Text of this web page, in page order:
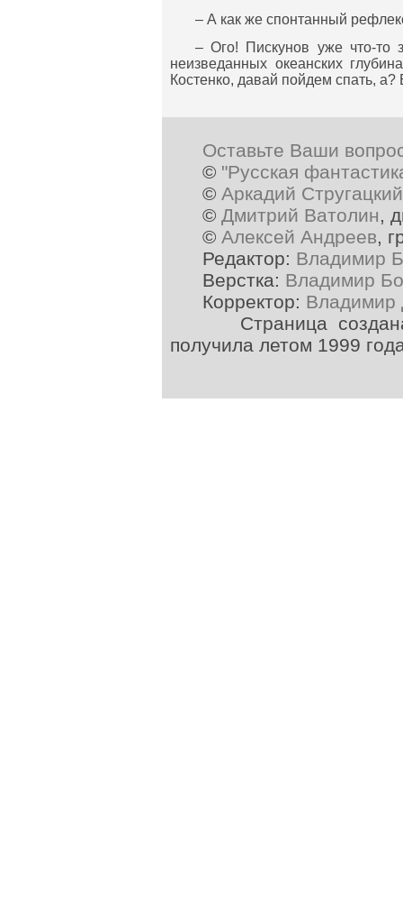
– А как же спонтанный
– Ого! Пискунов уже что-то
неизведанных океанских
Костенко, давай пойдем спать,
Оставьте Ваши
© "Русская
© Аркадий
© Дмитрий Ватолин,
© Алексей Андреев,
Редактор: Владимир
Верстка: Владимир
Корректор: Владимир
Страница создана
получила летом 1999